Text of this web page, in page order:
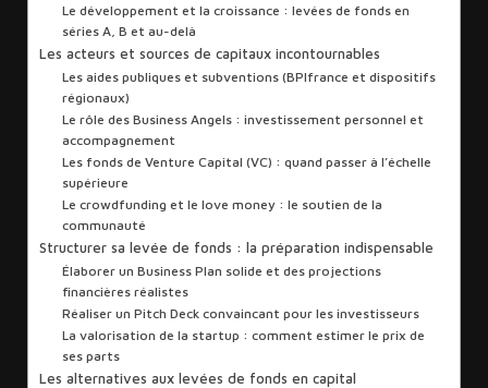
Le développement et la croissance : levées de fonds en
séries A, B et au-delà
Les acteurs et sources de capitaux incontournables
Les aides publiques et subventions (BPIfrance et dispositifs
régionaux)
Le rôle des Business Angels : investissement personnel et
accompagnement
Les fonds de Venture Capital (VC) : quand passer à l’échelle
supérieure
Le crowdfunding et le love money : le soutien de la
communauté
Structurer sa levée de fonds : la préparation indispensable
Élaborer un Business Plan solide et des projections
financières réalistes
Réaliser un Pitch Deck convaincant pour les investisseurs
La valorisation de la startup : comment estimer le prix de
ses parts
Les alternatives aux levées de fonds en capital